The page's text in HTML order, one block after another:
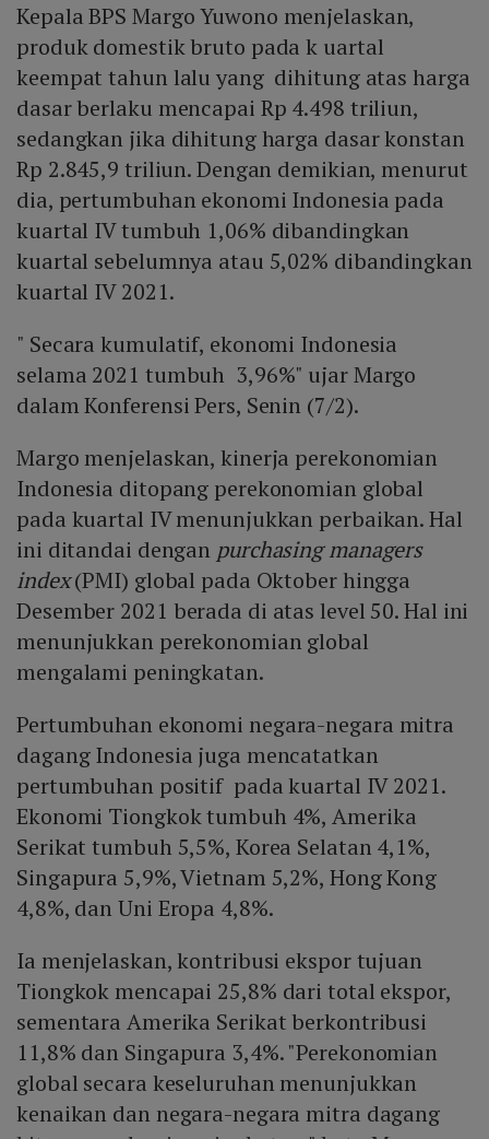
Kepala BPS Margo Yuwono menjelaskan,
produk domestik bruto pada k uartal
keempat tahun lalu yang dihitung atas harga
dasar berlaku mencapai Rp 4.498 triliun,
sedangkan jika dihitung harga dasar konstan
Rp 2.845,9 triliun. Dengan demikian, menurut
dia, pertumbuhan ekonomi Indonesia pada
kuartal IV tumbuh 1,06% dibandingkan
kuartal sebelumnya atau 5,02% dibandingkan
kuartal IV 2021.
" Secara kumulatif, ekonomi Indonesia
selama 2021 tumbuh 3,96%" ujar Margo
dalam Konferensi Pers, Senin (7/2).
Margo menjelaskan, kinerja perekonomian
Indonesia ditopang perekonomian global
pada kuartal IV menunjukkan perbaikan. Hal
ini ditandai dengan purchasing managers
index(PMI) global pada Oktober hingga
Desember 2021 berada di atas level 50. Hal ini
menunjukkan perekonomian global
mengalami peningkatan.
Pertumbuhan ekonomi negara-negara mitra
dagang Indonesia juga mencatatkan
pertumbuhan positif pada kuartal IV 2021.
Ekonomi Tiongkok tumbuh 4%, Amerika
Serikat tumbuh 5,5%, Korea Selatan 4,1%,
Singapura 5,9%, Vietnam 5,2%, Hong Kong
4,8%, dan Uni Eropa 4,8%.
Ia menjelaskan, kontribusi ekspor tujuan
Tiongkok mencapai 25,8% dari total ekspor,
sementara Amerika Serikat berkontribusi
11,8% dan Singapura 3,4%. "Perekonomian
global secara keseluruhan menunjukkan
kenaikan dan negara-negara mitra dagang